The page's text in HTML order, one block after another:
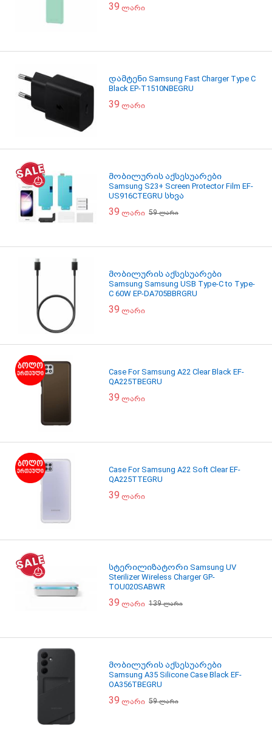
39 ლარი
დამტენი Samsung Fast Charger Type C
Black EP-T1510NBEGRU
39 ლარი
მობილურის აქსესუარები
Samsung S23+ Screen Protector Film EF-
US916CTEGRU სხვა
39 ლარი 59ლარი
მობილურის აქსესუარები
Samsung Samsung USB Type-C to Type-
C 60W EP-DA705BBRGRU
39 ლარი
Case For Samsung A22 Clear Black EF-
QA225TBEGRU
39 ლარი
Case For Samsung A22 Soft Clear EF-
QA225TTEGRU
39 ლარი
სტერილიზატორი Samsung UV
Sterilizer Wireless Charger GP-
TOU020SABWR
39 ლარი 139ლარი
მობილურის აქსესუარები
Samsung A35 Silicone Case Black EF-
OA356TBEGRU
39 ლარი 59ლარი